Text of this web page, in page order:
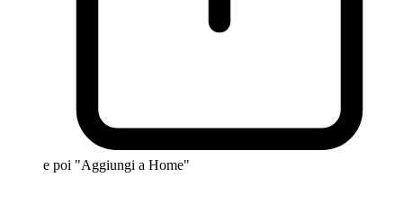
e poi "Aggiungi a Home"